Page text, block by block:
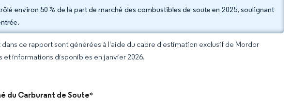
environ 50 % de la part de marché des combustibles de soute en 2025, soulignant
ce rapport sont générées à l'aide du cadre d'estimation exclusif de Mordor
informations disponibles en janvier 2026.
du Carburant de Soute*